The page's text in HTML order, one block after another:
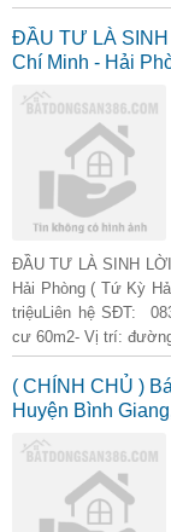
ĐẦU TƯ LÀ SINH
Chí Minh - Hải
ĐẦU TƯ LÀ SINH
Hải Phòng ( Tứ Kỳ
triệuLiên hệ SĐT:
cư 60m2- Vị trí:
( CHÍNH CHỦ )
Huyện Bình